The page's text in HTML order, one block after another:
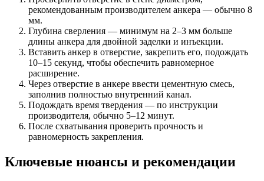
рекомендованным производителем анкера — обычно 8
мм.
Глубина сверления — минимум на 2–3 мм больше
длины анкера для двойной заделки и инъекции.
Вставить анкер в отверстие, закрепить его, подождать
10–15 секунд, чтобы обеспечить равномерное
расширение.
Через отверстие в анкере ввести цементную смесь,
заполнив полностью внутренний канал.
Подождать время твердения — по инструкции
производителя, обычно 5–12 минут.
После схватывания проверить прочность и
равномерность закрепления.
Ключевые нюансы и рекомендации